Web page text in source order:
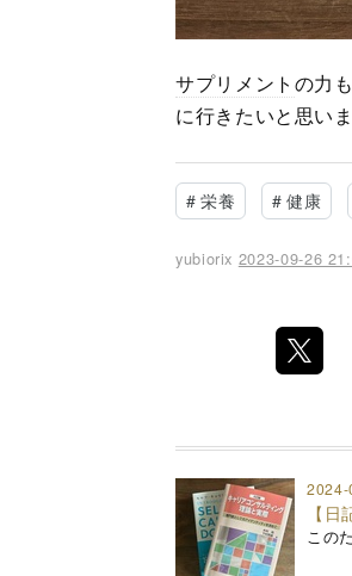
サプリメント の力
に行きたいと思いま
# 栄養 # 健康
yubiorix 2023-09-26
【
この